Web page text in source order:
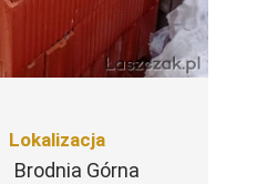
Lokalizacja
Brodnia Górna